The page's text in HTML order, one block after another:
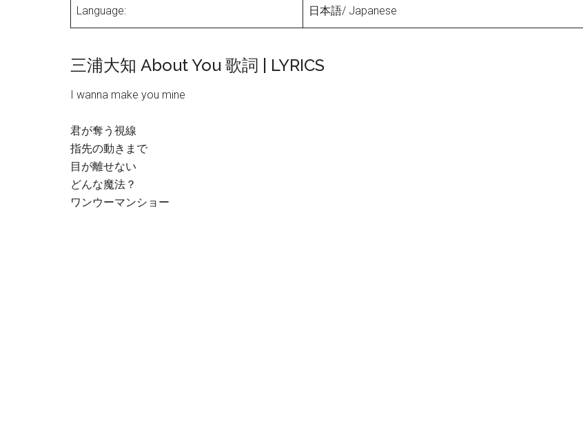
Language: 日本語/ Japanese
三浦大知 About You 歌詞 | LYRICS
I wanna make you mine
君が奪う視線
指先の動きまで
目が離せない
どんな魔法？
ワンウーマンショー